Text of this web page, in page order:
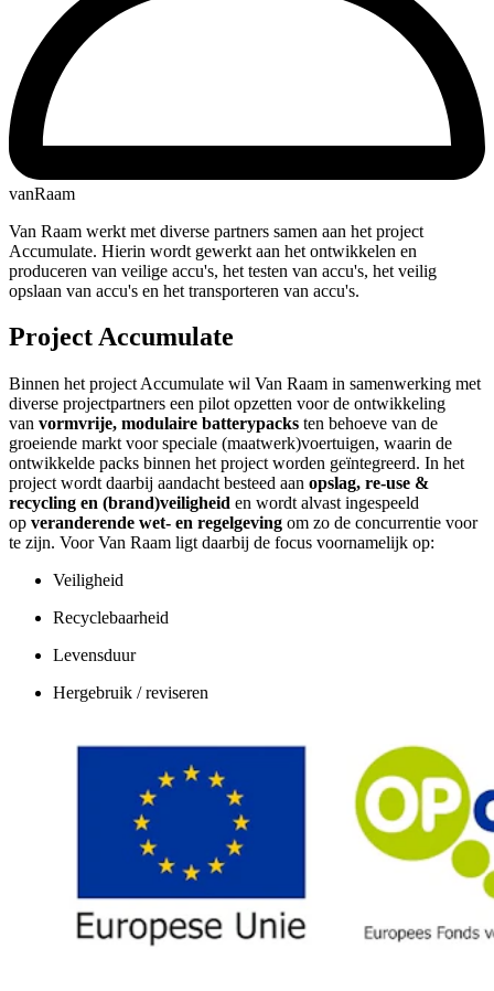
vanRaam
Van Raam werkt met diverse partners samen aan het project
Accumulate. Hierin wordt gewerkt aan het ontwikkelen en
produceren van veilige accu's, het testen van accu's, het veilig
opslaan van accu's en het transporteren van accu's.
Project Accumulate
Binnen het project Accumulate wil Van Raam in samenwerking met
diverse projectpartners een pilot opzetten voor de ontwikkeling
van vormvrije, modulaire batterypacks ten behoeve van de
groeiende markt voor speciale (maatwerk)voertuigen, waarin de
ontwikkelde packs binnen het project worden geïntegreerd. In het
project wordt daarbij aandacht besteed aan opslag, re-use &
recycling en (brand)veiligheid en wordt alvast ingespeeld
op veranderende wet- en regelgeving om zo de concurrentie voor
te zijn. Voor Van Raam ligt daarbij de focus voornamelijk op:
Veiligheid
Recyclebaarheid
Levensduur
Hergebruik / reviseren